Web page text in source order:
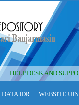
HELP DESK AND
DATA IDR WEBSITE